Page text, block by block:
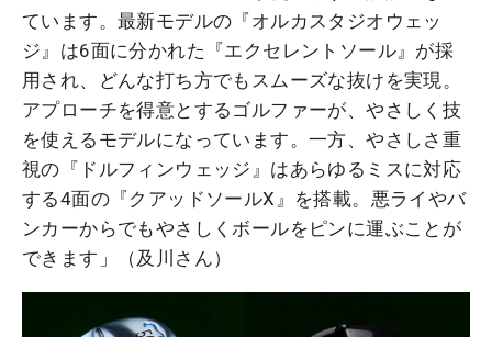
ています。最新モデルの『オルカスタジオウェッ
ジ』は6面に分かれた『エクセレントソール』が採
用され、どんな打ち方でもスムーズな抜けを実現。
アプローチを得意とするゴルファーが、やさしく技
を使えるモデルになっています。一方、やさしさ重
視の『ドルフィンウェッジ』はあらゆるミスに対応
する4面の『クアッドソールX』を搭載。悪ライやバ
ンカーからでもやさしくボールをピンに運ぶことが
できます」（及川さん）